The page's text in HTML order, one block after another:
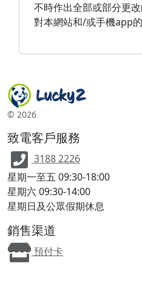
不時作出全部或部分更
對本網站和/或手機app的
© 2026
致電客戶服務
3188 2226
星期一至五 09:30-18:00
星期六 09:30-14:00
星期日及公眾假期休息
銷售渠道
預付卡